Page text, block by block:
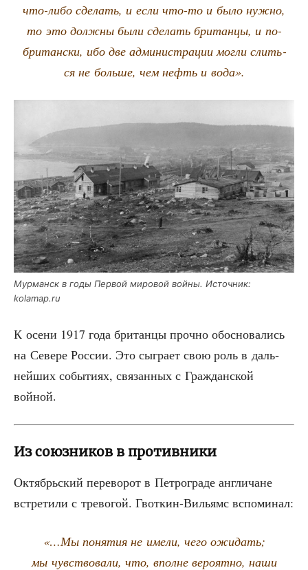
что-либо сде­лать, и если что-то и было нуж­но,
то это долж­ны были сде­лать бри­тан­цы, и по-
бри­тан­ски, ибо две адми­ни­стра­ции мог­ли слить­
ся не боль­ше, чем нефть и вода».
Мур­манск в годы Пер­вой миро­вой вой­ны. Источ­ник:
kolamap.ru
К осе­ни 1917 года бри­тан­цы проч­но обос­но­ва­лись
на Севе­ре Рос­сии. Это сыг­ра­ет свою роль в даль­
ней­ших собы­ти­ях, свя­зан­ных с Граж­дан­ской
войной.
Из союзников в противники
Октябрь­ский пере­во­рот в Пет­ро­гра­де англи­чане
встре­ти­ли с тре­во­гой. Гвот­кин-Вильямс вспоминал:
«…Мы поня­тия не име­ли, чего ожи­дать;
мы чув­ство­ва­ли, что, вполне веро­ят­но, наши